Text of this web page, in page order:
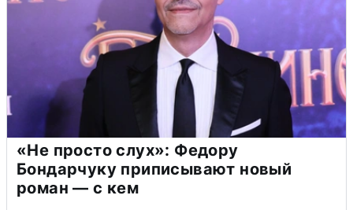
«Не просто слух»: Федору
Бондарчуку приписывают новый
роман — с кем